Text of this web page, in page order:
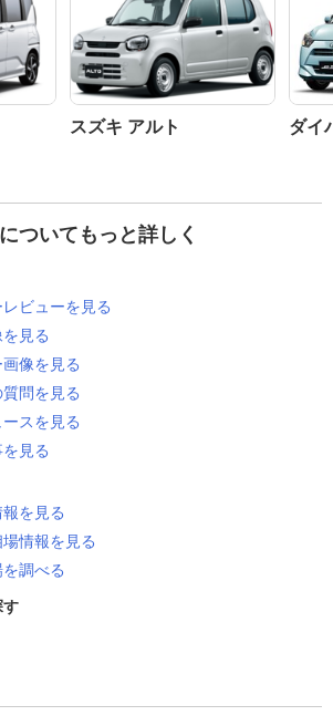
スズキ アルト ダイ
ついてもっと詳しく
ビューを見る
見る
像を見る
問を見る
スを見る
見る
を見る
情報を見る
調べる
す